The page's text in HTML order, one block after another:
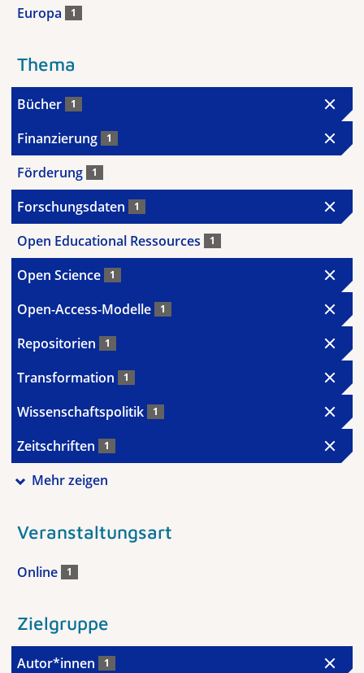
Europa 1
Thema
Bücher 1
Finanzierung 1
Förderung 1
Forschungsdaten 1
Open Educational Ressources 1
Open Science 1
Open-Access-Modelle 1
Repositorien 1
Transformation 1
Wissenschaftspolitik 1
Zeitschriften 1
Mehr zeigen
Veranstaltungsart
Online 1
Zielgruppe
Autor*innen 1